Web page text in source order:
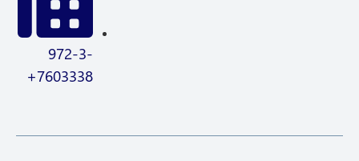
972-3-
7603338+